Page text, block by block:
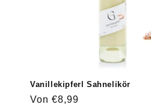
Vanillekipferl Sahnelikör
Normaler
Von €8,99